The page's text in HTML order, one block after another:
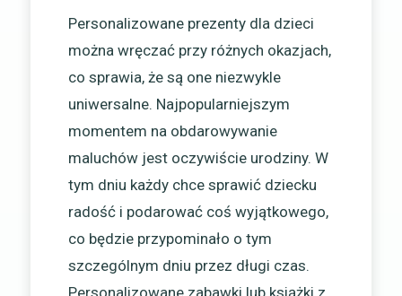
Personalizowane prezenty dla dzieci
można wręczać przy różnych okazjach,
co sprawia, że są one niezwykle
uniwersalne. Najpopularniejszym
momentem na obdarowywanie
maluchów jest oczywiście urodziny. W
tym dniu każdy chce sprawić dziecku
radość i podarować coś wyjątkowego,
co będzie przypominało o tym
szczególnym dniu przez długi czas.
Personalizowane zabawki lub książki z